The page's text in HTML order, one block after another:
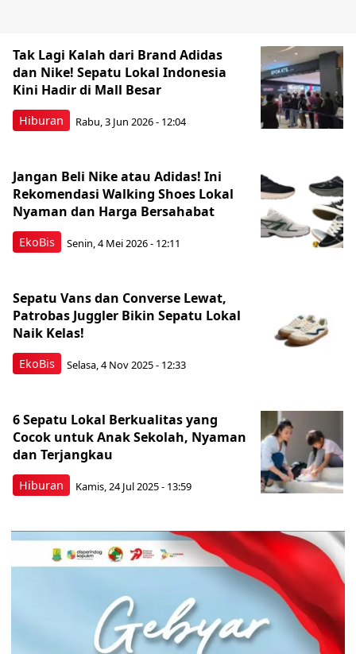
Hiburan
Tak Lagi Kalah dari Brand Adidas
dan Nike! Sepatu Lokal Indonesia
Kini Hadir di Mall Besar
Rabu, 3 Jun 2026 - 12:04
EkoBis
Jangan Beli Nike atau Adidas! Ini
Rekomendasi Walking Shoes Lokal
Nyaman dan Harga Bersahabat
Senin, 4 Mei 2026 - 12:11
EkoBis
Sepatu Vans dan Converse Lewat,
Patrobas Juggler Bikin Sepatu Lokal
Naik Kelas!
Selasa, 4 Nov 2025 - 12:33
Hiburan
6 Sepatu Lokal Berkualitas yang
Cocok untuk Anak Sekolah, Nyaman
dan Terjangkau
Kamis, 24 Jul 2025 - 13:59